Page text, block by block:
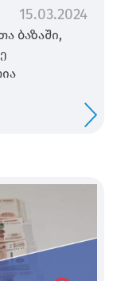
15.03.2024
ბაზაში,